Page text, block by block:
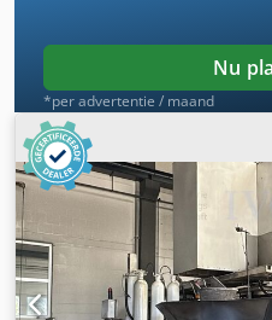
Nu
*per advertentie / maand